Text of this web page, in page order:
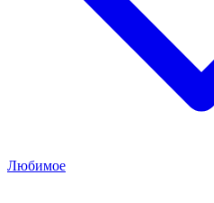
Любимое